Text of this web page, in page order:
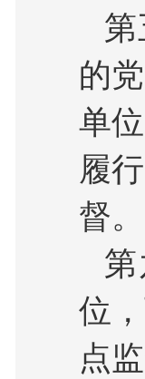
的
单
履
督。
位
点